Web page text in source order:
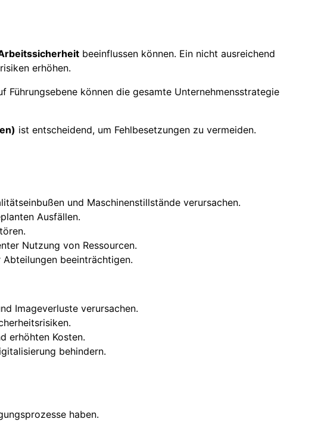
beeinflussen können. Ein nicht ausreichend
erhöhen.
können die gesamte Unternehmensstrategie
ist entscheidend, um Fehlbesetzungen zu vermeiden.
und Maschinenstillstände verursachen.
Ausfällen.
Nutzung von Ressourcen.
beeinträchtigen.
Imageverluste verursachen.
erhöhten Kosten.
behindern.
haben.